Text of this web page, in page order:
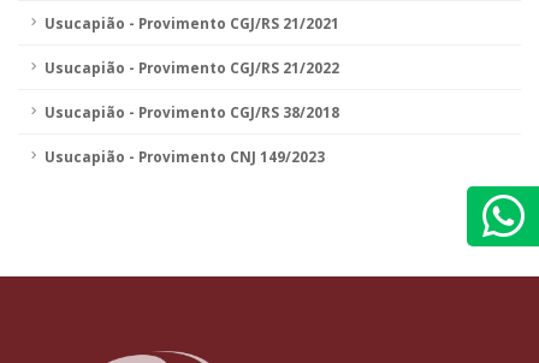
Usucapião - Provimento CGJ/RS 21/2021
Usucapião - Provimento CGJ/RS 21/2022
Usucapião - Provimento CGJ/RS 38/2018
Usucapião - Provimento CNJ 149/2023